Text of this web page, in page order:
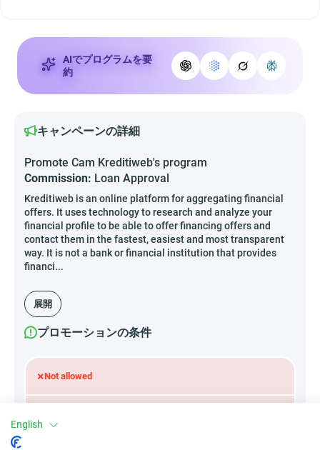
AIでプログラムを要
約
キャンペーンの詳細
Promote Cam Kreditiweb's program
Commission: Loan Approval
Kreditiweb is an online platform for aggregating financial
offers. It uses technology to research and analyze your
financial profile to be able to offer financing offers and
contact them in the fastest, easiest and most transparent
way. It is not a bank or financial institution that provides
financi...
展開
プロモーションの条件
×Not allowed
English